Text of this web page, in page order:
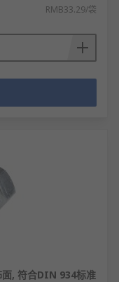
RMB33.29/袋
面, 符合DIN 934标准